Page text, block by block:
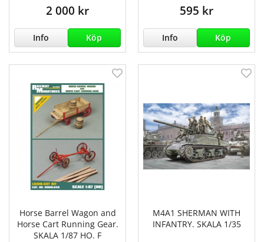
2 000 kr
Info Köp
595 kr
Info Köp
Horse Barrel Wagon and
Horse Cart Running Gear.
SKALA 1/87 HO. F
M4A1 SHERMAN WITH
INFANTRY. SKALA 1/35